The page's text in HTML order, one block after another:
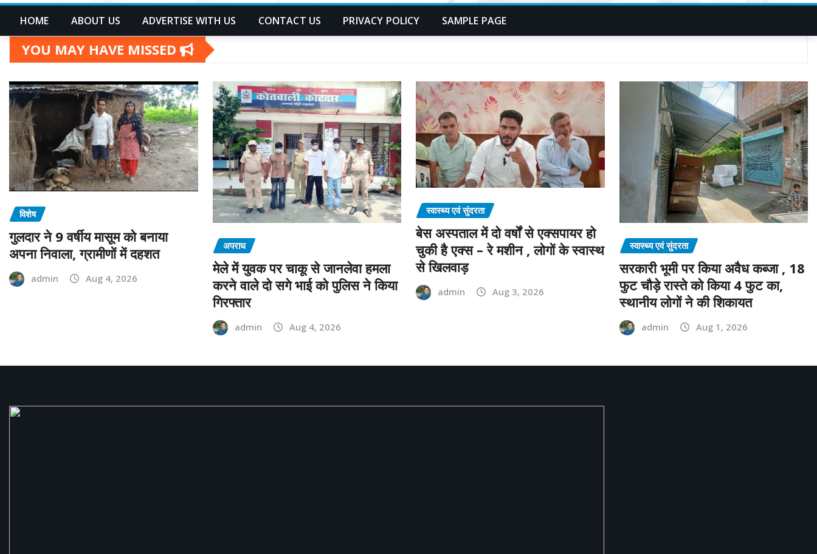
HOME ABOUT US ADVERTISE WITH US CONTACT US PRIVACY POLICY SAMPLE PAGE
YOU MAY HAVE MISSED
विशेष
गुलदार ने 9 वर्षीय मासूम को बनाया
अपना निवाला, ग्रामीणों में दहशत
admin Aug 4, 2026
अपराध
मेले में युवक पर चाकू से जानलेवा हमला
करने वाले दो सगे भाई को पुलिस ने किया
गिरफ्तार
admin Aug 4, 2026
स्वास्थ्य एवं सुंदरता
बेस अस्पताल में दो वर्षों से एक्सपायर हो
चुकी है एक्स – रे मशीन , लोगों के स्वास्थ
से खिलवाड़
admin Aug 3, 2026
स्वास्थ्य एवं सुंदरता
सरकारी भूमी पर किया अवैध कब्जा , 18
फुट चौड़े रास्ते को किया 4 फुट का,
स्थानीय लोगों ने की शिकायत
admin Aug 1, 2026